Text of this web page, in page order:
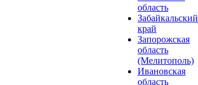
область
Забайкальский
край
Запорожская
область
(Мелитополь)
Ивановская
область